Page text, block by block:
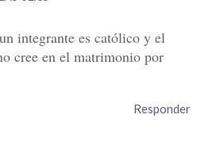
integrante es católico y el
cree en el matrimonio por
Responder